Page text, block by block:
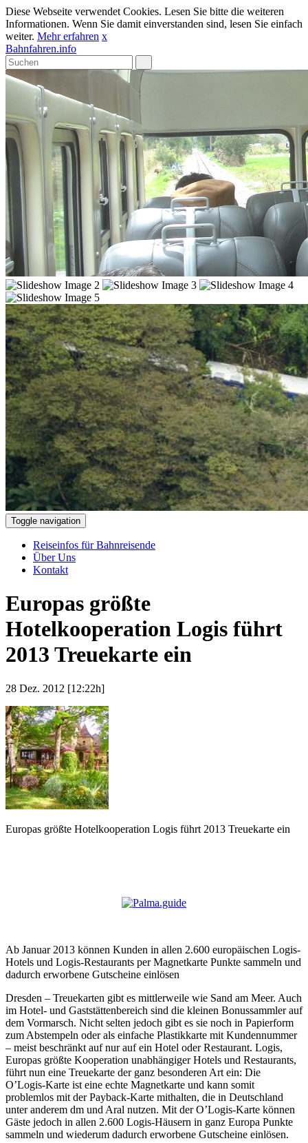
Diese Webseite verwendet Cookies. Lesen Sie bitte die weiteren
Informationen. Wenn Sie damit einverstanden sind, lesen Sie einfach
weiter. Mehr erfahren x
Bahnfahren.info
Toggle navigation
Reiseinfos für Bahnreisende
Über Uns
Kontakt
Europas größte
Hotelkooperation Logis führt
2013 Treuekarte ein
28 Dez. 2012 [12:22h]
Europas größte Hotelkooperation Logis führt 2013 Treuekarte ein
Ab Januar 2013 können Kunden in allen 2.600 europäischen Logis-
Hotels und Logis-Restaurants per Magnetkarte Punkte sammeln und
dadurch erworbene Gutscheine einlösen
Dresden – Treuekarten gibt es mittlerweile wie Sand am Meer. Auch
im Hotel- und Gaststättenbereich sind die kleinen Bonussammler auf
dem Vormarsch. Nicht selten jedoch gibt es sie noch in Papierform
zum Abstempeln oder als einfache Plastikkarte mit Kundennummer
– meist beschränkt auf nur auf ein Hotel oder Restaurant. Logis,
Europas größte Kooperation unabhängiger Hotels und Restaurants,
führt nun eine Treuekarte der ganz besonderen Art ein: Die
O’Logis-Karte ist eine echte Magnetkarte und kann somit
problemlos mit der Payback-Karte mithalten, die in Deutschland
unter anderem dm und Aral nutzen. Mit der O’Logis-Karte können
Gäste jedoch in allen 2.600 Logis-Häusern in ganz Europa Punkte
sammeln und wiederum dadurch erworbene Gutscheine einlösen.